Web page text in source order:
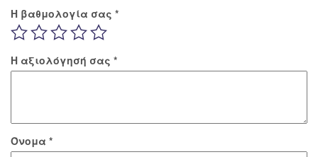
Η βαθμολογία σας *
Η αξιολόγησή σας *
Όνομα *